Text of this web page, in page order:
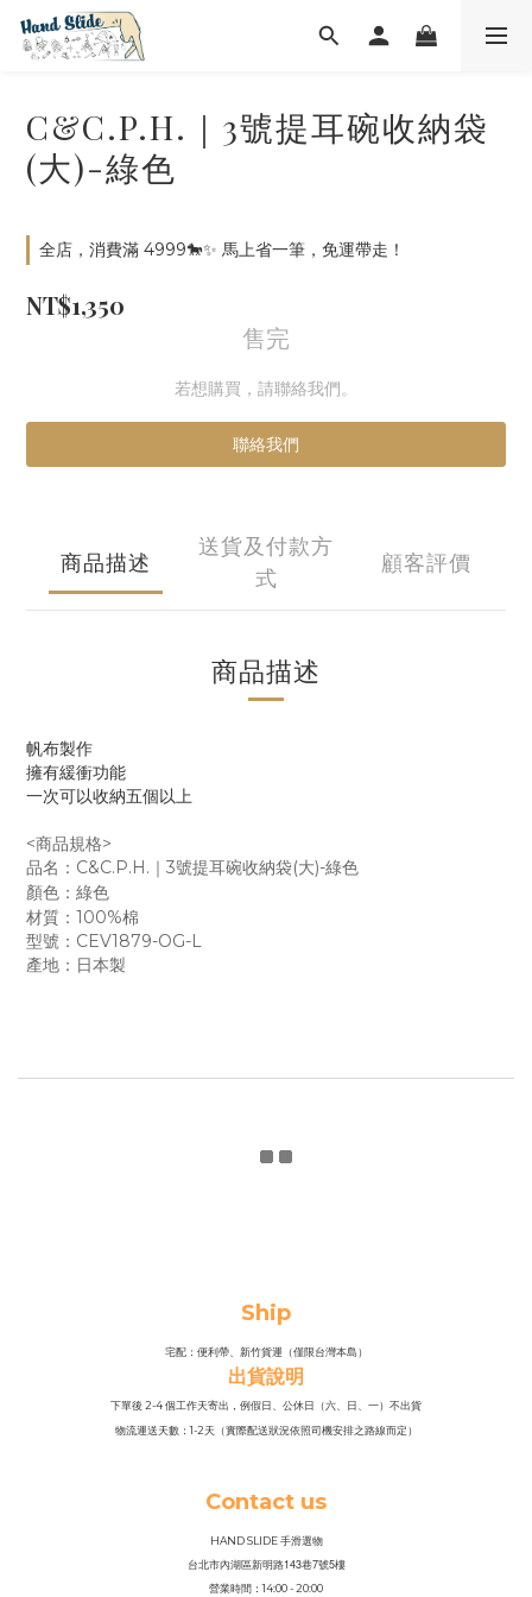
C&C.P.H.｜3號提耳碗收納袋
(大)-綠色
全店，消費滿 4999🐎✨ 馬上省一筆，免運帶走！
NT$1,350
售完
若想購買，請聯絡我們。
聯絡我們
商品描述
送貨及付款方
式
顧客評價
商品描述
帆布製作
擁有緩衝功能
一次可以收納五個以上
<商品規格>
品名：C&C.P.H.｜3號提耳碗收納袋(大)-綠色
顏色：綠色
材質：100%棉
型號：CEV1879-OG-L
產地：日本製
Ship
宅配：便利帶、新竹貨運（僅限台灣本島）
出貨說明
下單後 2-4 個工作天寄出，例假日、公休日（六、日、一）不出貨
物流運送天數：1-2天（實際配送狀況依照司機安排之路線而定）
Contact us
HAND SLIDE 手滑選物
台北市內湖區新明路143巷7號5樓
營業時間：14:00 - 20:00